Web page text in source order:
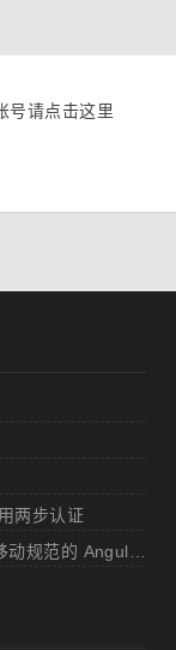
号请点击这里
两步认证